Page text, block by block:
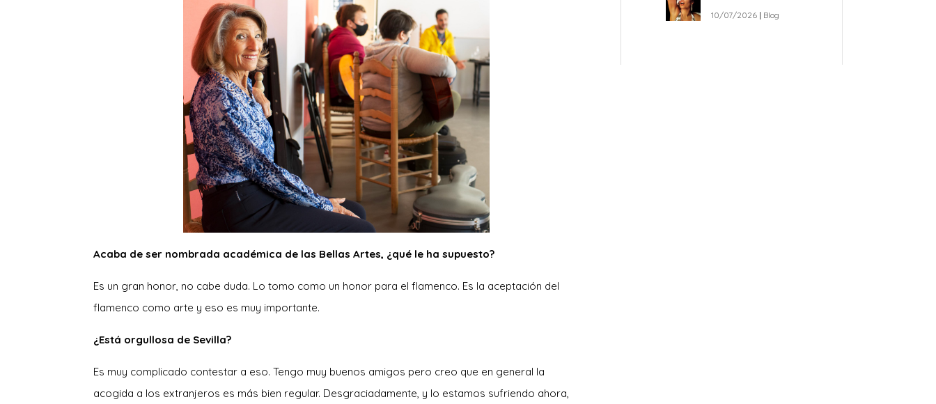
Acaba de ser nombrada académica de las Bellas Artes, ¿qué le ha supuesto?
Es un gran honor, no cabe duda. Lo tomo como un honor para el flamenco. Es la aceptación del
flamenco como arte y eso es muy importante.
¿Está orgullosa de Sevilla?
Es muy complicado contestar a eso. Tengo muy buenos amigos pero creo que en general la
acogida a los extranjeros es más bien regular. Desgraciadamente, y lo estamos sufriendo ahora,
10/07/2026 | Blog